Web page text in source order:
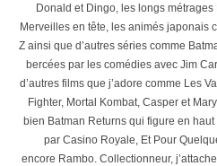
Donald et Dingo, les longs
Merveilles en tête, les animés japonais
Z ainsi que d’autres séries comme
bercées par les comédies avec Jim
d’autres films que j’adore comme Les
Fighter, Mortal Kombat, Casper et
bien Batman Returns qui figure en
par Casino Royale, Et Pour
encore Rambo. Collectionneur,